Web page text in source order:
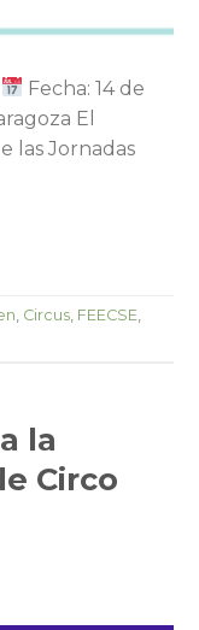
Fecha: 14 de
El
las Jornadas
, Circus, FEECSE,
la
Circo